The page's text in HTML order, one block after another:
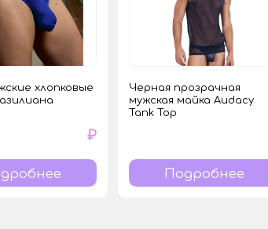
хлопковые
₽
Черная прозрачная
мужская майка Audacy
Tank Top
Подробнее